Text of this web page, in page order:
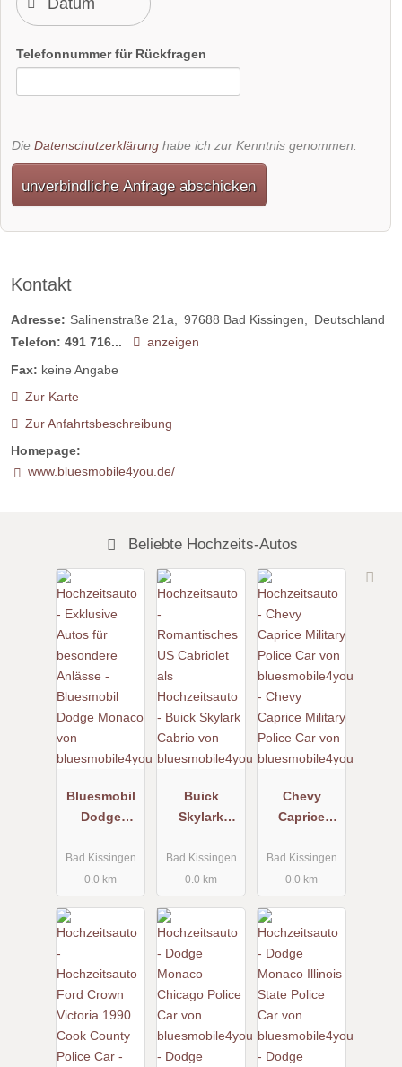
Telefonnummer für Rückfragen
Die Datenschutzerklärung habe ich zur Kenntnis genommen.
unverbindliche Anfrage abschicken
Kontakt
Adresse: Salinenstraße 21a 97688 Bad Kissingen
Deutschland
Telefon: 491 716...
anzeigen
Fax: keine Angabe
Zur Karte
Zur Anfahrtsbeschreibung
Homepage:
www.bluesmobile4you.de/
Beliebte Hochzeits-Autos
Bluesmobil
Dodge
bluesmobile
4you
Bad Kissingen
0.0 km
Buick
Skylark
bluesmobile
4you
Bad Kissingen
0.0 km
Chevy
Caprice
Police Car
von
bluesmobile
Bad Kissingen
0.0 km